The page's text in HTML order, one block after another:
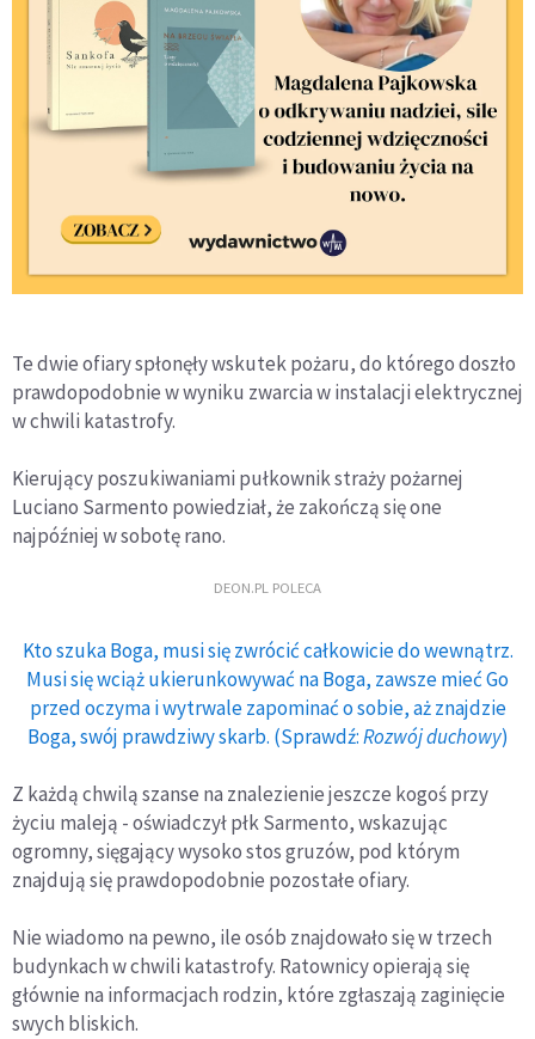
Te dwie ofiary spłonęły wskutek pożaru, do którego doszło
prawdopodobnie w wyniku zwarcia w instalacji elektrycznej
w chwili katastrofy.
Kierujący poszukiwaniami pułkownik straży pożarnej
Luciano Sarmento powiedział, że zakończą się one
najpóźniej w sobotę rano.
DEON.PL POLECA
Kto szuka Boga, musi się zwrócić całkowicie do wewnątrz.
Musi się wciąż ukierunkowywać na Boga, zawsze mieć Go
przed oczyma i wytrwale zapominać o sobie, aż znajdzie
Boga, swój prawdziwy skarb. (Sprawdź:Rozwój duchowy)
Z każdą chwilą szanse na znalezienie jeszcze kogoś przy
życiu maleją - oświadczył płk Sarmento, wskazując
ogromny, sięgający wysoko stos gruzów, pod którym
znajdują się prawdopodobnie pozostałe ofiary.
Nie wiadomo na pewno, ile osób znajdowało się w trzech
budynkach w chwili katastrofy. Ratownicy opierają się
głównie na informacjach rodzin, które zgłaszają zaginięcie
swych bliskich.